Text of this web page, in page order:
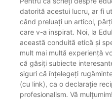
datorită acestui lucru, ar fi
când preluați un articol,
care v-a inspirat. Noi, la
această conduită etică și
mult mai multă experiență
că găsiți subiecte
siguri că înțelegeți
(cu link), ca o declarație
profesionalism. Vă mulțumim!